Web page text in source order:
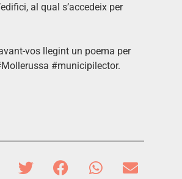
al qual s’accedeix per
vos llegint un poema per
#municipilector.